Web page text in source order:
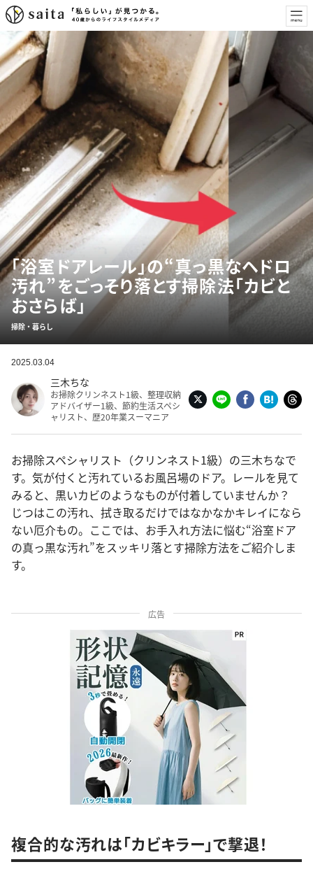
「浴室ドアレール」の“真っ黒なヘドロ
汚れ”をごっそり落とす掃除法「カビと
おさらば」
掃除・暮らし
2025.03.04
三木ちな
お掃除クリンネスト1級、整理収納
アドバイザー1級、節約生活スペシ
ャリスト、歴20年業スーマニア
お掃除スペシャリスト（クリンネスト1級）の三木ちなで
す。気が付くと汚れているお風呂場のドア。レールを見て
みると、黒いカビのようなものが付着していませんか？
じつはこの汚れ、拭き取るだけではなかなかキレイになら
ない厄介もの。ここでは、お手入れ方法に悩む“浴室ドア
の真っ黒な汚れ”をスッキリ落とす掃除方法をご紹介しま
す。
広告
複合的な汚れは「カビキラー」で撃退！